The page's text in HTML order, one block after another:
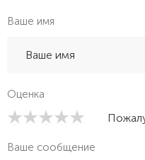
Ваше имя
Оценка
Ваше сообщение